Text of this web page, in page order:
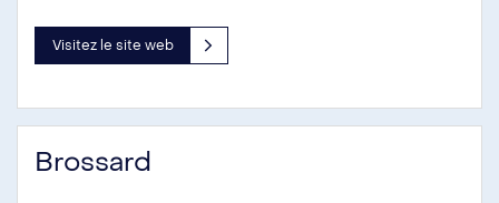
Visitez le site web
Brossard